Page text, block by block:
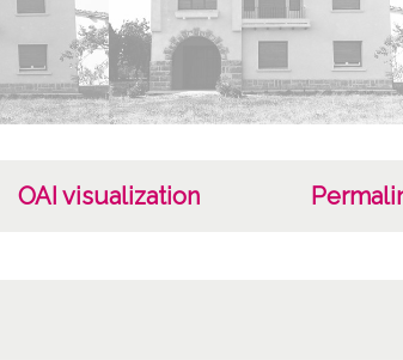
CC BY-
OAI visualization